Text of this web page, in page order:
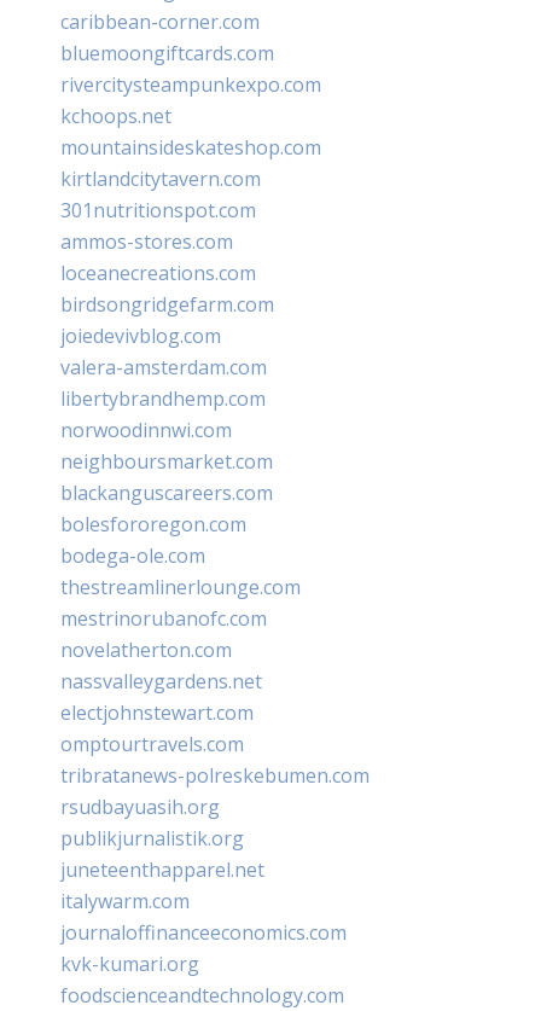
caribbean-corner.com
bluemoongiftcards.com
rivercitysteampunkexpo.com
kchoops.net
mountainsideskateshop.com
kirtlandcitytavern.com
301nutritionspot.com
ammos-stores.com
loceanecreations.com
birdsongridgefarm.com
joiedevivblog.com
valera-amsterdam.com
libertybrandhemp.com
norwoodinnwi.com
neighboursmarket.com
blackanguscareers.com
bolesfororegon.com
bodega-ole.com
thestreamlinerlounge.com
mestrinorubanofc.com
novelatherton.com
nassvalleygardens.net
electjohnstewart.com
omptourtravels.com
tribratanews-polreskebumen.com
rsudbayuasih.org
publikjurnalistik.org
juneteenthapparel.net
italywarm.com
journaloffinanceeconomics.com
kvk-kumari.org
foodscienceandtechnology.com